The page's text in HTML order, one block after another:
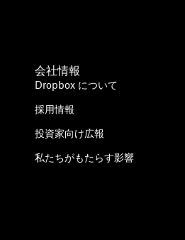
会社情報
Dropbox について
採用情報
投資家向け広報
私たちがもたらす影響